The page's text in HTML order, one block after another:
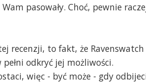
pasowały. Choć, pewnie
recenzji, to fakt, że Ravenswatch
odkryć jej możliwości.
więc - być może - gdy